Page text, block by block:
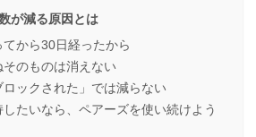
が減る原因とは
から30日経ったから
そのものは消えない
ロックされた」では減らない
たいなら、ペアーズを使い続けよう